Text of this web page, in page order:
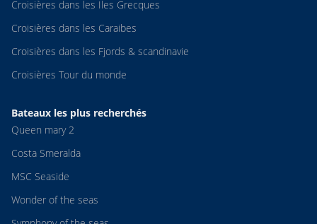
Croisières dans les Iles Grecques
Croisières dans les Caraibes
Croisières dans les Fjords & scandinavie
Croisières Tour du monde
Bateaux les plus recherchés
Queen mary 2
Costa Smeralda
MSC Seaside
Wonder of the seas